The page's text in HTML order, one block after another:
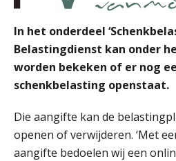
In het onderdeel
Belastingdienst kan onder
worden bekeken of er nog
schenkbelasting openstaat.
Die aangifte kan de
openen of verwijderen. ‘Met
aangifte bedoelen wij een
Martin
Derwish